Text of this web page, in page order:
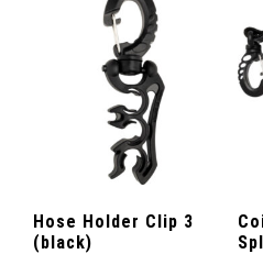
Hose Holder Clip 3
(black)